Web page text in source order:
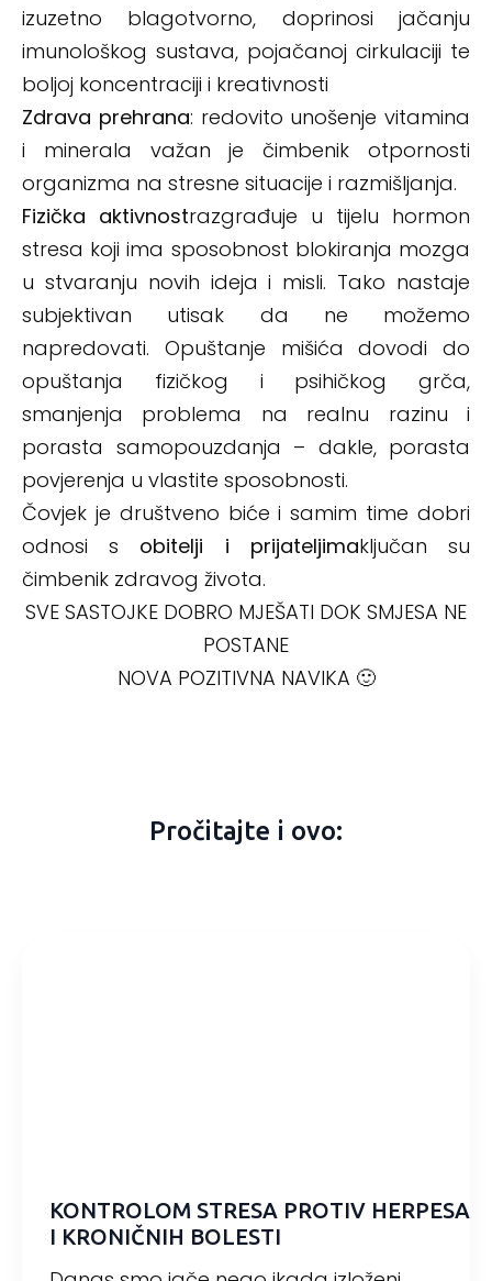
izuzetno blagotvorno, doprinosi jačanju
imunološkog sustava, pojačanoj cirkulaciji te
boljoj koncentraciji i kreativnosti
Zdrava prehrana: redovito unošenje vitamina
i minerala važan je čimbenik otpornosti
organizma na stresne situacije i razmišljanja.
Fizička aktivnostrazgrađuje u tijelu hormon
stresa koji ima sposobnost blokiranja mozga
u stvaranju novih ideja i misli. Tako nastaje
subjektivan utisak da ne možemo
napredovati. Opuštanje mišića dovodi do
opuštanja fizičkog i psihičkog grča,
smanjenja problema na realnu razinu i
porasta samopouzdanja – dakle, porasta
povjerenja u vlastite sposobnosti.
Čovjek je društveno biće i samim time dobri
odnosi s obitelji i prijateljimaključan su
čimbenik zdravog života.
SVE SASTOJKE DOBRO MJEŠATI DOK SMJESA NE
POSTANE
NOVA POZITIVNA NAVIKA 🙂
Pročitajte i ovo:
KONTROLOM STRESA PROTIV HERPESA
I KRONIČNIH BOLESTI